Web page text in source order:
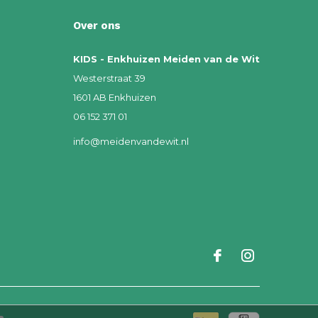
Over ons
KIDS - Enkhuizen Meiden van de Wit
Westerstraat 39
1601 AB Enkhuizen
06 152 371 01
info@meidenvandewit.nl